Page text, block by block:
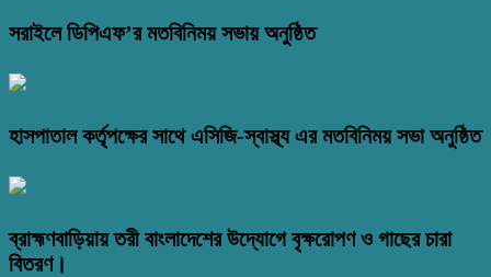
সরাইলে ডিপিএফ’র মতবিনিময় সভায় অনুষ্ঠিত
হাসপাতাল কর্তৃপক্ষের সাথে এসিজি-স্বাস্থ্য এর মতবিনিময় সভা অনুষ্ঠিত
ব্রাহ্মণবাড়িয়ায় তরী বাংলাদেশের উদ্যোগে বৃক্ষরোপণ ও গাছের চারা
বিতরণ।